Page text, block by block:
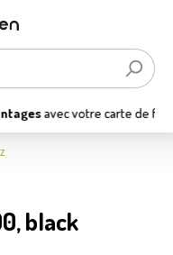
votre carte de fidélité
black